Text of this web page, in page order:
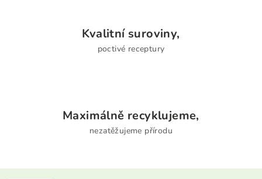
Kvalitní suroviny,
poctivé receptury
Maximálně recyklujeme,
nezatěžujeme přírodu